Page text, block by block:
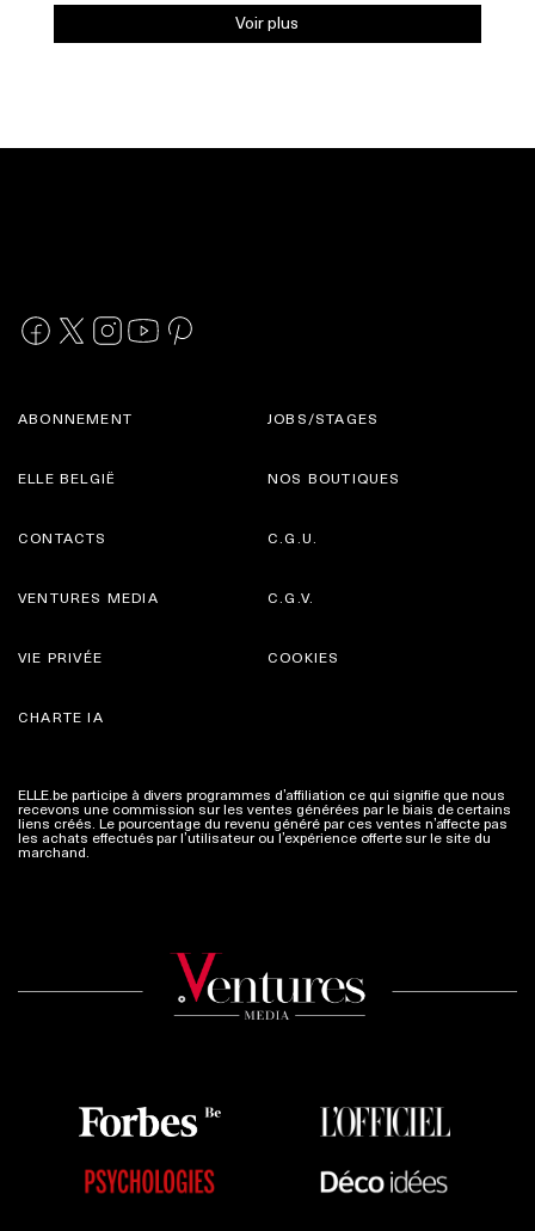
Voir plus
ABONNEMENT
ELLE BELGIË
JOBS/STAGES
NOS BOUTIQUES
CONTACTS
VENTURES MEDIA
C.G.U.
C.G.V.
VIE PRIVÉE
CHARTE IA
COOKIES
ELLE.be participe à divers programmes d’affiliation ce qui signifie que nous
recevons une commission sur les ventes générées par le biais de certains
liens créés. Le pourcentage du revenu généré par ces ventes n’affecte pas
les achats effectués par l’utilisateur ou l’expérience offerte sur le site du
marchand. Plus d'infos